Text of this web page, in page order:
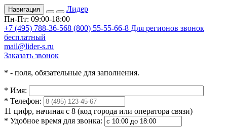
Навигация
Лидер
Пн-Пт: 09:00-18:00
+7 (495) 788-36-568 (800) 55-55-66-8 Для регионов звонок
бесплатный
mail@lider-s.ru
Заказать звонок
* - поля, обязательные для заполнения.
* Имя:
* Телефон:
11 цифр, начиная с 8 (код города или оператора связи)
* Удобное время для звонка: